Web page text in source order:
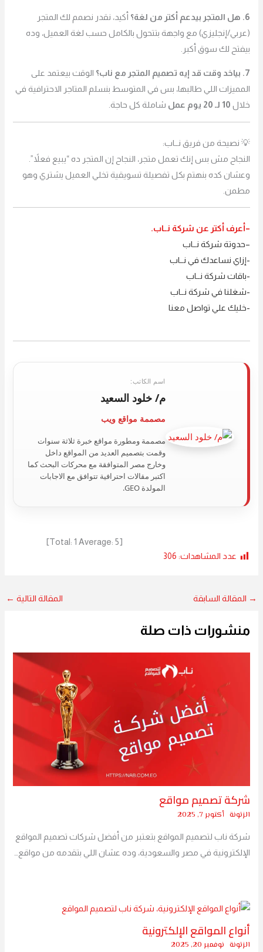
6. هل المتجر بيدعم أكتر من لغة؟
أكيد، نقدر نصمم لك المتجر
(عربي/إنجليزي) مع واجهة بتتحول بالكامل حسب لغة العميل، وده
بيفتح لك سوق أكبر.
7. بياخد وقت قد إيه تصميم المتجر مع ناب؟
الوقت بيعتمد على
المميزات اللي طالبها، بس في المتوسط بنسلم المتاجر الاحترافية في
خلال 10 لـ 20 يوم عمل شاملة كل حاجة.
💡 نصيحة من فريق نــاب:
النجاح مش بس إنك تعمل متجر، النجاح إن المتجر ده “يبيع فعلاً”.
وعشان كده بنهتم بكل تفصيلة تسويقية تخلي العميل يشتري وهو
مطمن.
–أعرف أكتر عن شركة نــاب.
–حدوتة شركة نــاب
-إزاي نساعدك في نــاب
-باقات شركة نــاب
-شغلنا في شركة نــاب
-خليك علي تواصل معنا
اسم الكاتب:
م/ خلود السعيد
مصممة مواقع ويب
مصممة ومطورة مواقع خبرة ثلاثة سنوات
وقمت بتصميم العديد من المواقع داخل
وخارج مصر المتوافقة مع محركات البحث كما
اكتبر مقالات احترافية تتوافق مع الاجابات
المولدة GEO.
[Total:
1 Average: 5
]
عدد المشاهدات: 306
→ المقالة السابقة المقالة التالية ←
منشورات ذات صلة
شركة تصميم مواقع
الزتونة أكتوبر 7, 2025
شركة ناب لتصميم المواقع بتعتبر من أفضل شركات تصميم المواقع
الإلكترونية في مصر والسعودية، وده عشان اللي بتقدمه من مواقع…
أنواع المواقع الإلكترونية
الزتونة نوفمبر 20, 2025